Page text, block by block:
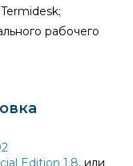
центр
за 2024
— насущная
Решения
рабочего
клиента ПК
поддержку
удаленного
Edition 1.8, или